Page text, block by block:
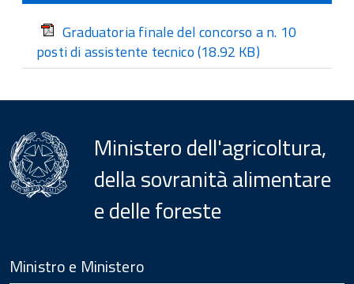
Graduatoria finale del concorso a n. 10
posti di assistente tecnico(18.92 KB)
Ministero dell'agricoltura,
della sovranità alimentare
e delle foreste
Footer
Ministro e Ministero